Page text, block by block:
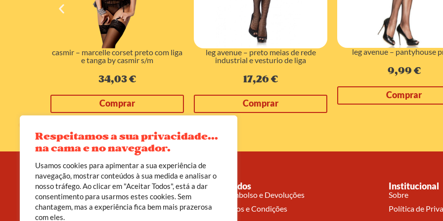
Respeitamos a sua privacidade...
na cama e no navegador.
Usamos cookies para apimentar a sua experiência de
navegação, mostrar conteúdos à sua medida e analisar o
nosso tráfego. Ao clicar em "Aceitar Todos", está a dar
consentimento para usarmos estes cookies. Sem
chantagem, mas a experiência fica bem mais prazerosa
com eles.
casmir – marcelle corset preto com liga
e tanga by casmir s/m
34,03€
Comprar
leg avenue – preto meias de rede
industrial e vesturio de liga
17,26€
Comprar
leg avenue – pantyhouse
9,99€
Comprar
A D’leite não é apenas uma loja erótica. É um
convite a viveres o teu corpo como templo, o
prazer como poder, e a sexualidade como caminho
de cura.
Pedidos
Reembolso e Devoluções
Termos e Condições
Institucional
Sobre
Política de